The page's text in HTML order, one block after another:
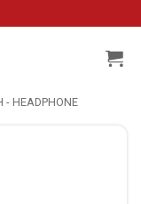
- HEADPHONE